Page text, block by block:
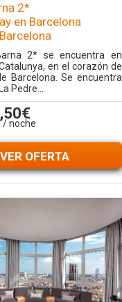
2*
en Barcelona
2* se encuentra en
en el corazón de
Barcelona. Se encuentra
Pedre...
/ noche
VER OFERTA